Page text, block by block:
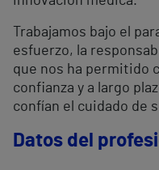
Trabajamos bajo el
esfuerzo, la
que nos ha permitido
confianza y a largo
confían el cuidado de
Datos del